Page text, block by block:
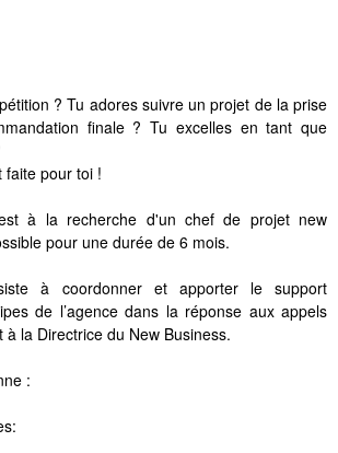
? Tu adores suivre un projet de la prise
finale ? Tu excelles en tant que
faite pour toi !
à la recherche d'un chef de projet new
pour une durée de 6 mois.
à coordonner et apporter le support
de l’agence dans la réponse aux appels
à la Directrice du New Business.
: